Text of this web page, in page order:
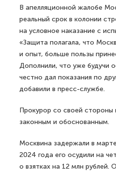
В апелляционной жалобе
реальный срок в колонии
на условное наказание с
«Защита полагала, что
и опыт, больше пользы
Дополнили, что уже будучи
честно дал показания по
добавили в пресс-службе.
Прокурор со своей стороны
законным и обоснованным.
Москвина задержали в
2024 года его осудили на
о взятках на 12 млн рублей.